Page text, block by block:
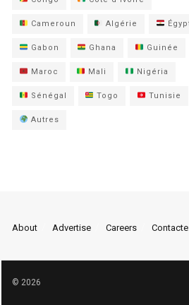
Cameroun Algérie
Gabon Ghana Guinée
Maroc Mali Nigéria
Sénégal Togo Tunisie
Autres
About Advertise Careers
© 2026